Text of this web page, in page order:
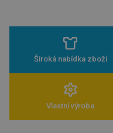
Široká nabídka zboží
Vlastní výroba